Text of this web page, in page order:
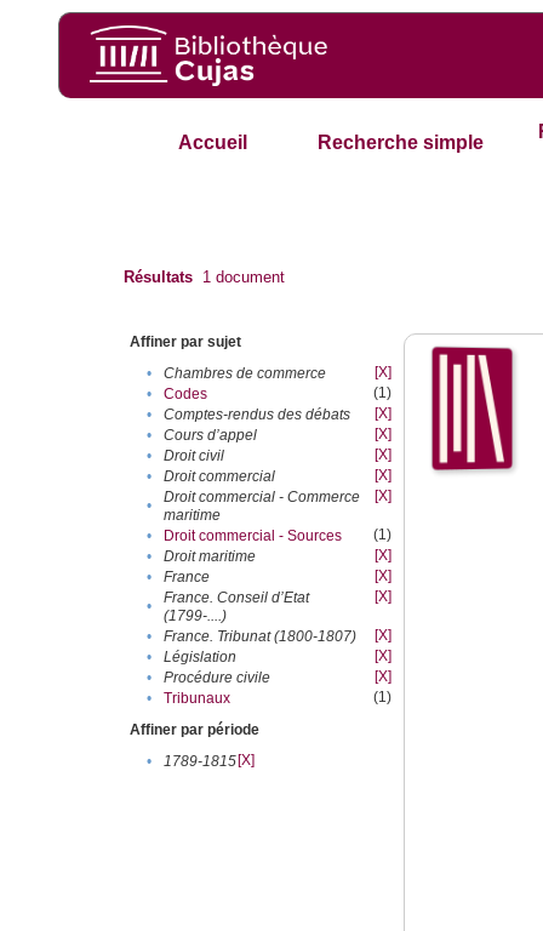
Accueil Recherche simple
Résultats 1 document
Affiner par sujet
•
Chambres de commerce
[X]
•
Codes
(1)
•
Comptes-rendus des débats
[X]
•
Cours d’appel
[X]
•
Droit civil
[X]
•
Droit commercial
[X]
•
Droit commercial - Commerce
maritime
[X]
• Droit commercial - Sources
(1)
•
Droit maritime
[X]
•
France
[X]
•
France. Conseil d’Etat
(1799-....)
[X]
• France. Tribunat (1800-1807)
[X]
•
Législation
[X]
•
Procédure civile
[X]
•
Tribunaux
(1)
Affiner par période
•
1789-1815[X]